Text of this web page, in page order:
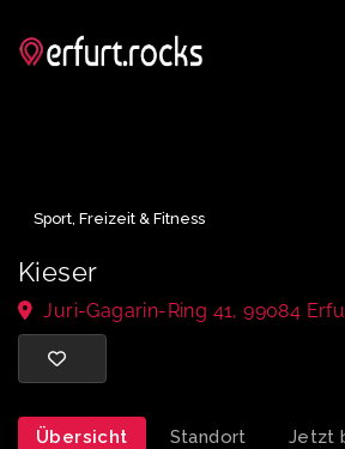
Kieser
Juri-Gagarin-Ring 41, 99084
Übersicht Standort Jetzt